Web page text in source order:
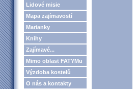
Lidové misie
Mapa zajímavostí
Marianky
Knihy
Zajímavé...
Mimo oblast FATYMu
Výzdoba kostelů
O nás a kontakty